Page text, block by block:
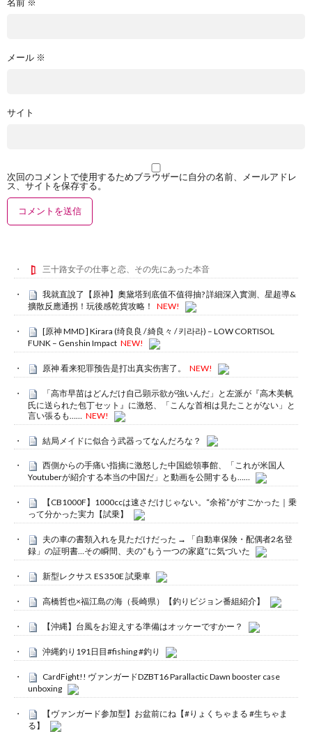
メール ※
サイト
次回のコメントで使用するためブラウザーに自分の名前、メールアドレ
ス、サイトを保存する。
三十路女子の仕事と恋、その先にあった本音
我就直說了【原神】奧黛塔到底值不值得抽? 詳細深入實測、星超導&
擴散反應通拐！玩後感乾貨攻略！
NEW!
[原神 MMD ] Kirara (绮良良 / 綺良々 / 키라라) – LOW CORTISOL
FUNK – Genshin Impact NEW!
原神 看来犯罪预告是打出真实伤害了。 NEW!
「高市早苗はどんだけ自己顕示欲が強いんだ」と左派が『高木美帆
氏に送られた包丁セット』に激怒、「こんな首相は見たことがない」と
言い張るも……
NEW!
結局メイドに似合う武器ってなんだろな？
西側からの手痛い指摘に激怒した中国総領事館、「これが米国人
Youtuberが紹介する本当の中国だ」と動画を公開するも……
【CB1000F】1000ccは速さだけじゃない。“余裕”がすごかった｜乗
って分かった実力【試乗】
夫の車の書類入れを見ただけだった → 「自動車保険・配偶者2名登
録」の証明書…その瞬間、夫の“もう一つの家庭”に気づいた
新型レクサス ES 350E 試乗車
高橋哲也×福江島の海（長崎県）【釣りビジョン番組紹介】
【沖縄】台風をお迎えする準備はオッケーですかー？
沖縄釣り191日目#fishing #釣り
CardFight!! ヴァンガードDZBT16 Parallactic Dawn booster case
unboxing
【ヴァンガード参加型】お盆前にね【#りょくちゃまる #生ちゃま
る】